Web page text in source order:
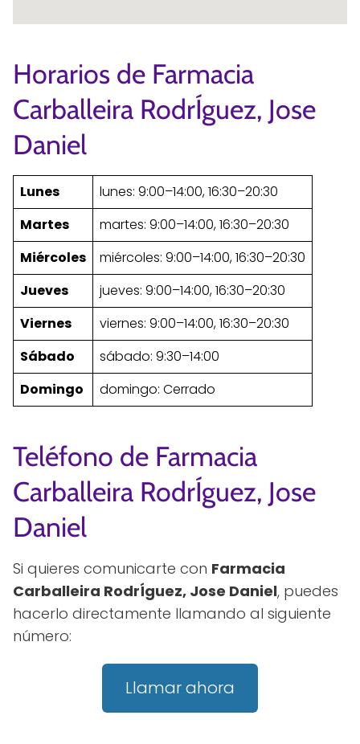
Horarios de Farmacia
Carballeira RodrÍguez, Jose
Daniel
Lunes
lunes: 9:00–14:00, 16:30–20:30
Martes
martes: 9:00–14:00, 16:30–20:30
Miércoles
miércoles: 9:00–14:00, 16:30–20:30
Jueves
jueves: 9:00–14:00, 16:30–20:30
Viernes
viernes: 9:00–14:00, 16:30–20:30
Sábado
sábado: 9:30–14:00
Domingo
domingo: Cerrado
Teléfono de Farmacia
Carballeira RodrÍguez, Jose
Daniel
Si quieres comunicarte con Farmacia
Carballeira RodrÍguez, Jose Daniel, puedes
hacerlo directamente llamando al siguiente
número:
Llamar ahora